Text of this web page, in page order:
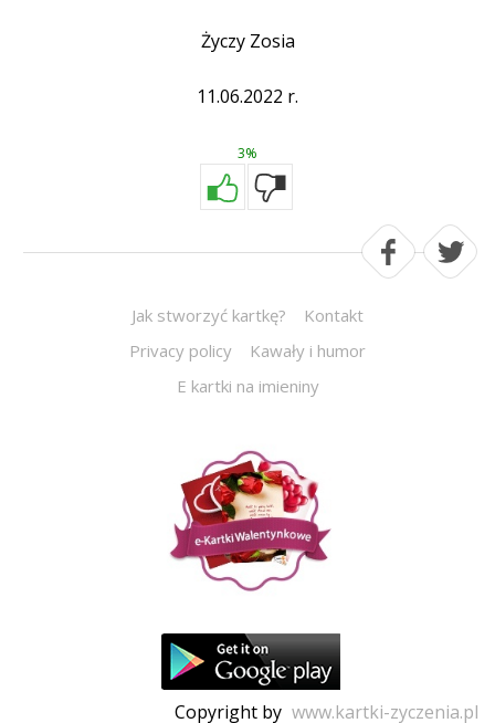
Życzy Zosia
11.06.2022 r.
3%
Jak stworzyć kartkę?
Kontakt
Privacy policy
Kawały i humor
E kartki na imieniny
Copyright by www.kartki-zyczenia.pl